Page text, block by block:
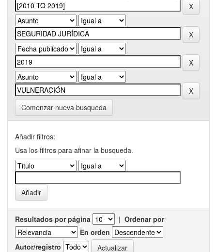
Comenzar nueva busqueda
Añadir filtros:
Usa los filtros para afinar la busqueda.
Resultados por página | Ordenar por
En orden
Autor/registro